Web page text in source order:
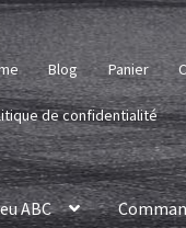
Blog Panier
de confidentialité
ABC